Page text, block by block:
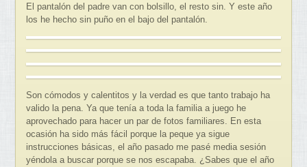
El pantalón del padre van con bolsillo, el resto sin. Y este año
los he hecho sin puño en el bajo del pantalón.
Son cómodos y calentitos y la verdad es que tanto trabajo ha
valido la pena. Ya que tenía a toda la familia a juego he
aprovechado para hacer un par de fotos familiares. En esta
ocasión ha sido más fácil porque la peque ya sigue
instrucciones básicas, el año pasado me pasé media sesión
yéndola a buscar porque se nos escapaba. ¿Sabes que el año